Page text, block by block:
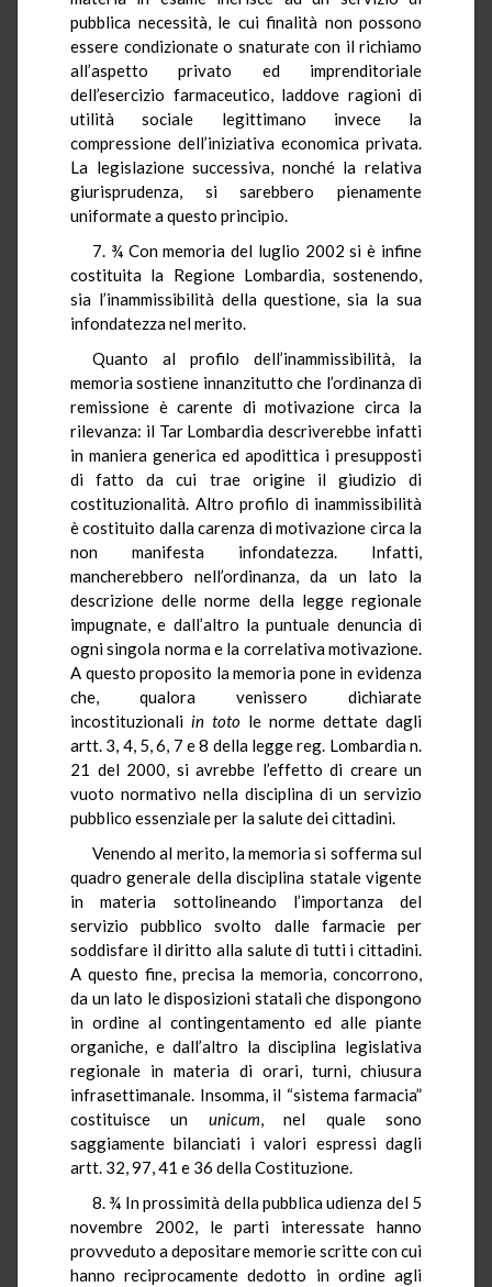
pubblica necessità, le cui finalità non possono
essere condizionate o snaturate con il richiamo
all’aspetto privato ed imprenditoriale
dell’esercizio farmaceutico, laddove ragioni di
utilità sociale legittimano invece la
compressione dell’iniziativa economica privata.
La legislazione successiva, nonché la relativa
giurisprudenza, si sarebbero pienamente
uniformate a questo principio.
7. ¾ Con memoria del luglio 2002 si è infine
costituita la Regione Lombardia, sostenendo,
sia l’inammissibilità della questione, sia la sua
infondatezza nel merito.
Quanto al profilo dell’inammissibilità, la
memoria sostiene innanzitutto che l’ordinanza di
remissione è carente di motivazione circa la
rilevanza: il Tar Lombardia descriverebbe infatti
in maniera generica ed apodittica i presupposti
di fatto da cui trae origine il giudizio di
costituzionalità. Altro profilo di inammissibilità
è costituito dalla carenza di motivazione circa la
non manifesta infondatezza. Infatti,
mancherebbero nell’ordinanza, da un lato la
descrizione delle norme della legge regionale
impugnate, e dall’altro la puntuale denuncia di
ogni singola norma e la correlativa motivazione.
A questo proposito la memoria pone in evidenza
che, qualora venissero dichiarate
incostituzionali in toto le norme dettate dagli
artt. 3, 4, 5, 6, 7 e 8 della legge reg. Lombardia n.
21 del 2000, si avrebbe l’effetto di creare un
vuoto normativo nella disciplina di un servizio
pubblico essenziale per la salute dei cittadini.
Venendo al merito, la memoria si sofferma sul
quadro generale della disciplina statale vigente
in materia sottolineando l’importanza del
servizio pubblico svolto dalle farmacie per
soddisfare il diritto alla salute di tutti i cittadini.
A questo fine, precisa la memoria, concorrono,
da un lato le disposizioni statali che dispongono
in ordine al contingentamento ed alle piante
organiche, e dall’altro la disciplina legislativa
regionale in materia di orari, turni, chiusura
infrasettimanale. Insomma, il “sistema farmacia”
costituisce un unicum, nel quale sono
saggiamente bilanciati i valori espressi dagli
artt. 32, 97, 41 e 36 della Costituzione.
8. ¾ In prossimità della pubblica udienza del 5
novembre 2002, le parti interessate hanno
provveduto a depositare memorie scritte con cui
hanno reciprocamente dedotto in ordine agli